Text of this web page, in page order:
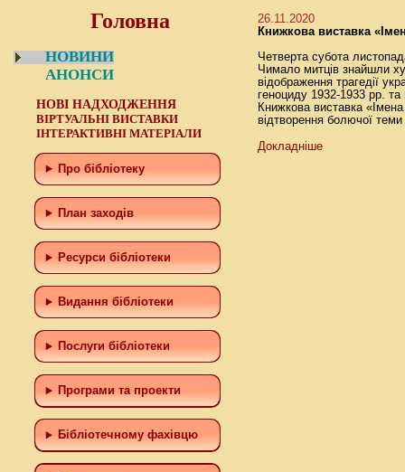
Головна
НОВИНИ
АНОНСИ
НОВІ НАДХОДЖЕННЯ
ВІРТУАЛЬНІ ВИСТАВКИ
ІНТЕРАКТИВНІ МАТЕРІАЛИ
Про бібліотеку
План заходів
Ресурси бібліотеки
Видання бібліотеки
Послуги бібліотеки
Програми та проекти
Бiблiотечному фахiвцю
26.11.2020
Книжкова виставка
Четверта субота
Чимало митців знайшли
відображення трагедії
геноциду 1932-1933 рр.
Книжкова виставка
відтворення болючої
Докладніше